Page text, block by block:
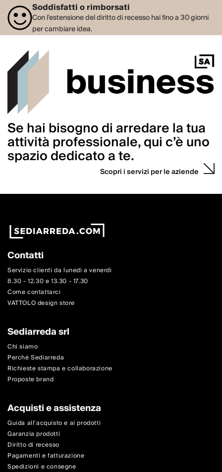
Soddisfatti o rimborsati
Con l'estensione del diritto di recesso hai fino a 30 giorni
per cambiare idea.
Se hai bisogno di arredare la tua
attività professionale, qui c’è uno
spazio dedicato a te.
Scopri i servizi per le aziende
Contatti
Servizio clienti da lunedì a venerdì
8.30 - 12.30 e 13.30 - 17.30
Come contattarci
VATTOLO design store
Sediarreda srl
Chi siamo
Perché Sediarreda
Richieste stampa e collaborazione
Proposte brand
Acquisti e assistenza
Guida all'acquisto e ai prodotti
Garanzia prodotti
Diritto di recesso
Pagamenti e fatturazione
Spedizioni e consegne